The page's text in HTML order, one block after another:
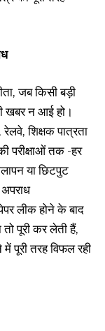
जब किसी बड़ी
खबर न आई हो।
शिक्षक पात्रता
परीक्षाओं तक -हर
या छिटपुट
लीक होने के बाद
तो पूरी कर लेती हैं,
पूरी तरह विफल रही